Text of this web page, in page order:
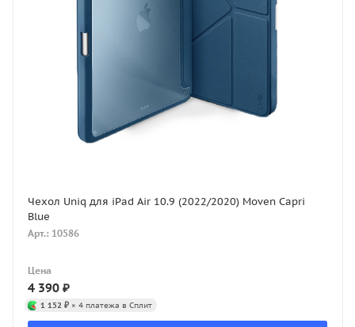
Чехол Uniq для iPad Air 10.9 (2022/2020) Moven Capri
Blue
Арт.: 10586
Цена
4 390 ₽
1 152 ₽ × 4 платежа в Сплит